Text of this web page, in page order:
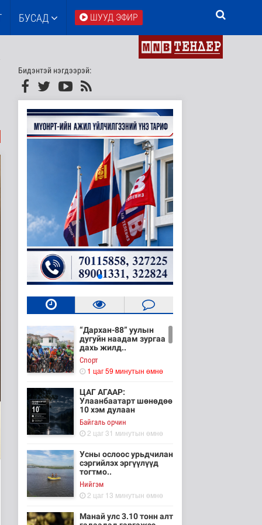
БУСАД ШУУД ЭФИР
Бидэнтэй нэгдээрэй:
“Дархан-88” уулын
дугуйн наадам зургаа
дахь жилд..
Cпорт
1 цаг 59 минутын өмнө
ЦАГ АГААР:
Улаанбаатарт шөнөдөө
10 хэм дулаан
Байгаль орчин
2 цаг 31 минутын өмнө
Усны ослоос урьдчилан
сэргийлэх эргүүлүүд
тогтмо..
Нийгэм
2 цаг 13 минутын өмнө
Манай улс 3.10 тонн алт